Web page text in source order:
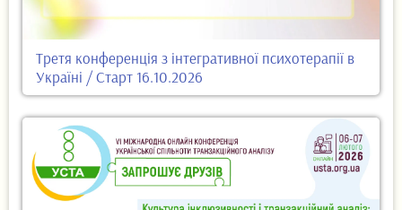
Третя конференція з інтегративної психотерапії в
Україні / Старт 16.10.2026